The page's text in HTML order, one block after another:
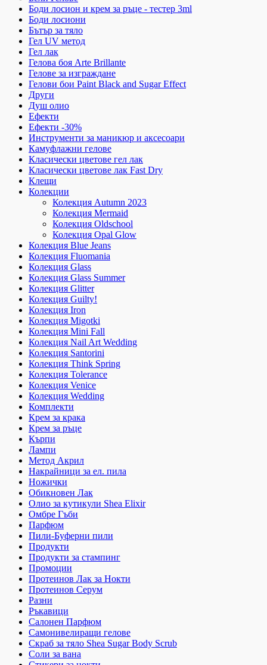
Боди лосион и крем за ръце - тестер 3ml
Боди лосиони
Бътър за тяло
Гел UV метод
Гел лак
Гелова боя Arte Brillante
Гелове за изграждане
Гелови бои Paint Black and Sugar Effect
Други
Душ олио
Ефекти
Ефекти -30%
Инструменти за маникюр и аксесоари
Камуфлажни гелове
Класически цветове гел лак
Класически цветове лак Fast Dry
Клещи
Колекции
Колекция Autumn 2023
Колекция Mermaid
Колекция Oldschool
Колекция Opal Glow
Колекция Blue Jeans
Колекция Fluomania
Колекция Glass
Колекция Glass Summer
Колекция Glitter
Колекция Guilty!
Колекция Iron
Колекция Migotki
Колекция Mini Fall
Колекция Nail Art Wedding
Колекция Santorini
Колекция Think Spring
Колекция Tolerance
Колекция Venice
Колекция Wedding
Комплекти
Крем за крака
Крем за ръце
Кърпи
Лампи
Метод Акрил
Накрайници за ел. пила
Ножички
Обикновен Лак
Олио за кутикули Shea Elixir
Омбре Гъби
Парфюм
Пили-Буферни пили
Продукти
Продукти за стампинг
Промоции
Протеинов Лак за Нокти
Протеинов Серум
Разни
Ръкавици
Салонен Парфюм
Самонивелиращи гелове
Скраб за тяло Shea Sugar Body Scrub
Соли за вана